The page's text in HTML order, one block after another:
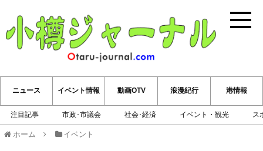
小樽ジ
ニュース
注目記事 市政･市議会 社会･経済 イベント・観光 ス
イベント情報 動画OTV 浪漫紀行 港情報
ホーム イベント